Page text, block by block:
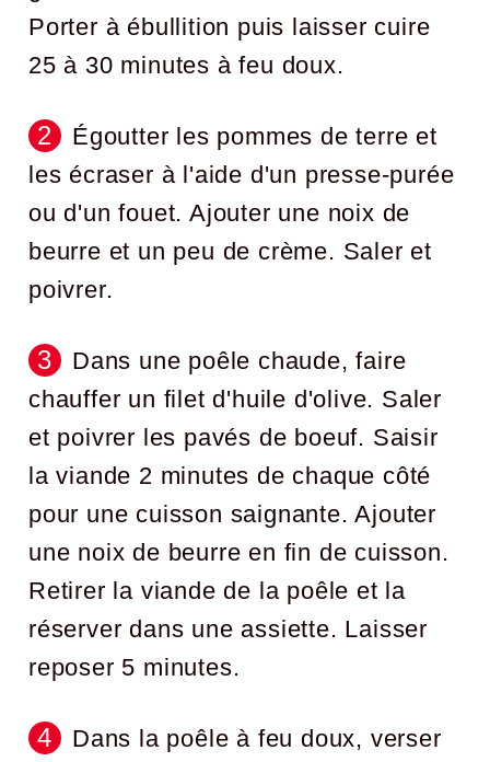
Porter à ébullition puis laisser cuire
25 à 30 minutes à feu doux.
Égoutter les pommes de terre et
les écraser à l'aide d'un presse-purée
ou d'un fouet. Ajouter une noix de
beurre et un peu de crème. Saler et
poivrer.
Dans une poêle chaude, faire
chauffer un filet d'huile d'olive. Saler
et poivrer les pavés de boeuf. Saisir
la viande 2 minutes de chaque côté
pour une cuisson saignante. Ajouter
une noix de beurre en fin de cuisson.
Retirer la viande de la poêle et la
réserver dans une assiette. Laisser
reposer 5 minutes.
Dans la poêle à feu doux, verser